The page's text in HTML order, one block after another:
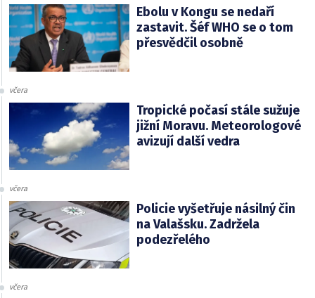
Ebolu v Kongu se nedaří
zastavit. Šéf WHO se o tom
přesvědčil osobně
včera
Tropické počasí stále sužuje
jižní Moravu. Meteorologové
avizují další vedra
včera
Policie vyšetřuje násilný čin
na Valašsku. Zadržela
podezřelého
včera